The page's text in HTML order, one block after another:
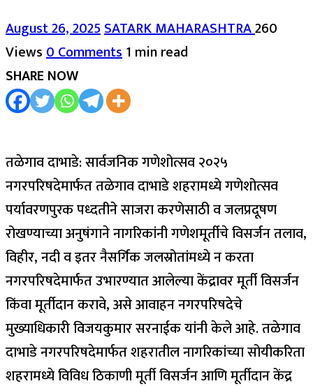
August 26, 2025SATARK MAHARASHTRA260
Views0 Comments1 min read
SHARE NOW
तळेगाव दाभाडे: सार्वजनिक गणेशोत्सव २०२५
नगरपरिषदेमार्फत तळेगाव दाभाडे शहरामध्ये गणेशोत्सव
पर्यावरणपुरक पध्दतीने साजरा करणेसाठी व जलप्रदूषण
रोखण्याच्या अनुषंगाने नागरिकांनी गणेशमूर्तीचे विसर्जन तलाव,
विहीर, नदी व इतर नैसर्गिक जलस्रोतांमध्ये न करता
नगरपरिषदेमार्फत उभारण्यात आलेल्या केंद्रावर मूर्ती विसर्जन
किंवा मूर्तीदान करावे, असे आवाहन नगरपरिषदेचे
मुख्याधिकारी विजयकुमार सरनाईक यांनी केले आहे. तळेगाव
दाभाडे नगरपरिषदेमार्फत शहरातील नागरिकांच्या सोयीकरिता
शहरामध्ये विविध ठिकाणी मूर्ती विसर्जन आणि मूर्तीदान केंद्र